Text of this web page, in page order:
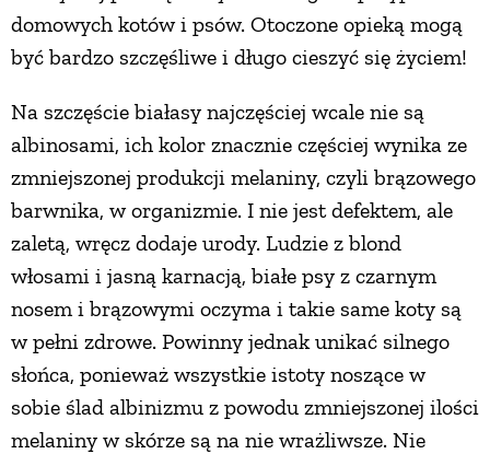
domowych kotów i psów. Otoczone opieką mogą
być bardzo szczęśliwe i długo cieszyć się życiem!
Na szczęście białasy najczęściej wcale nie są
albinosami, ich kolor znacznie częściej wynika ze
zmniejszonej produkcji melaniny, czyli brązowego
barwnika, w organizmie. I nie jest defektem, ale
zaletą, wręcz dodaje urody. Ludzie z blond
włosami i jasną karnacją, białe psy z czarnym
nosem i brązowymi oczyma i takie same koty są
w pełni zdrowe. Powinny jednak unikać silnego
słońca, ponieważ wszystkie istoty noszące w
sobie ślad albinizmu z powodu zmniejszonej ilości
melaniny w skórze są na nie wrażliwsze. Nie
DODATKI
PRZETWORY